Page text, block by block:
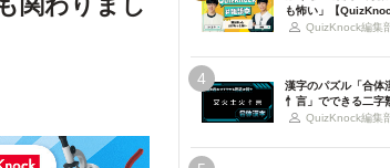
も怖い」【
QuizKnock編集
4
漢字のパズル「合体
忄言」でできる二字
QuizKnock編集